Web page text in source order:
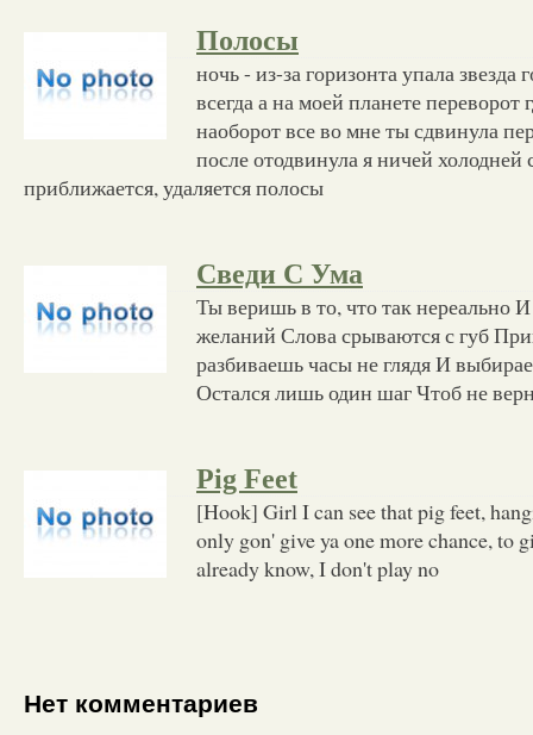
Полосы
ночь - из-за горизонта упала звезда
всегда а на моей планете переворот
наоборот все во мне ты сдвинула
после отодвинула я ничей холодней
приближается, удаляется полосы
Сведи С Ума
Ты веришь в то, что так нереально
желаний Слова срываются с губ
разбиваешь часы не глядя И
Остался лишь один шаг Чтоб не
Pig Feet
[Hook] Girl I can see that pig feet,
only gon' give ya one more chance, to
already know, I don't play no
Нет комментариев